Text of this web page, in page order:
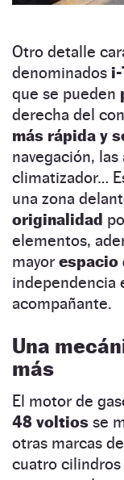
Otro detalle
denominados
que se pueden
derecha del
más rápida y
navegación,
climatizador…
una zona
originalidad
elementos,
mayor espacio
independencia
acompañante.
Una
más
El motor de
48 voltios se
otras marcas
cuatro cilindros